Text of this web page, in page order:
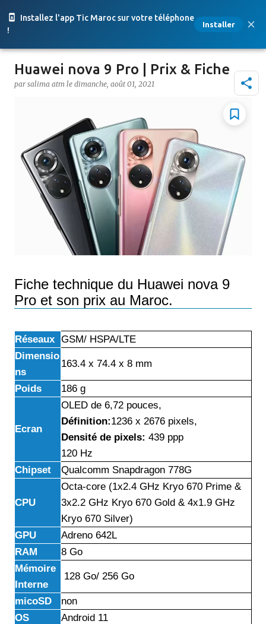
Installez l'app Tic Maroc sur votre téléphone
!
Installer
Accéder au contenu principal
Huawei nova 9 Pro | Prix & Fiche
par salima atm le dimanche, août 01, 2021
Fiche technique du Huawei nova 9
Pro et son prix au Maroc.
Réseaux GSM/ HSPA/LTE
Dimensio
ns
163.4 x 74.4 x 8 mm
Poids 186 g
Ecran
OLED de 6,72 pouces,
Définition:1236 x 2676 pixels,
Densité de pixels: 439 ppp
120 Hz
Chipset
Qualcomm Snapdragon 778G
CPU
Octa-core (1x2.4 GHz Kryo 670 Prime &
3x2.2 GHz Kryo 670 Gold & 4x1.9 GHz
Kryo 670 Silver)
GPU
Adreno 642L
RAM
8 Go
Mémoire
Interne
128 Go/ 256 Go
micoSD
non
OS
Android 11